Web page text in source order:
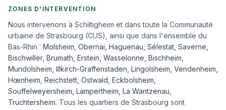
ZONES D'INTERVENTION
Nous intervenons à Schiltigheim et dans toute la Communauté
urbaine de Strasbourg (CUS), ainsi que dans l'ensemble du
Bas-Rhin : Molsheim Obernai Haguenau Sélestat Saverne
Bischwiller, Brumath Erstein Wasselonne Bischheim
Mundolsheim Illkirch-Graffenstaden Lingolsheim Vendenheim
Hœnheim Reichstett Ostwald Eckbolsheim
Souffelweyersheim, Lampertheim, La Wantzenau,
Truchtersheim. Tous les quartiers de Strasbourg sont